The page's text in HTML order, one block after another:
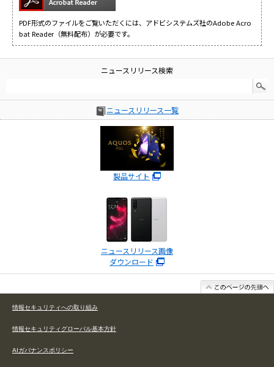
PDF形式のファイルをご覧いただくには、アドビシステムズ社のAdobe Acro
bat Reader（無料配布）が必要です。
ニュースリリース検索
ニュースリリース一覧
製品サイト
ニュースリリース画像
ダウンロード
情報セキュリティへの取り組み
情報セキュリティグローバル基本方針
AIガバナンスポリシー